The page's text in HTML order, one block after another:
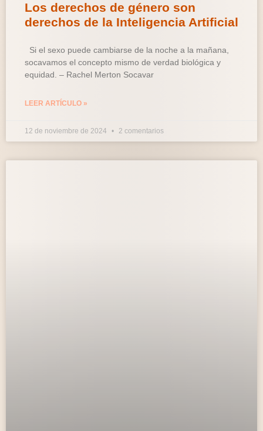
Los derechos de género son
derechos de la Inteligencia Artificial
Si el sexo puede cambiarse de la noche a la mañana,
socavamos el concepto mismo de verdad biológica y
equidad. – Rachel Merton Socavar
LEER ARTÍCULO »
12 de noviembre de 2024 2 comentarios